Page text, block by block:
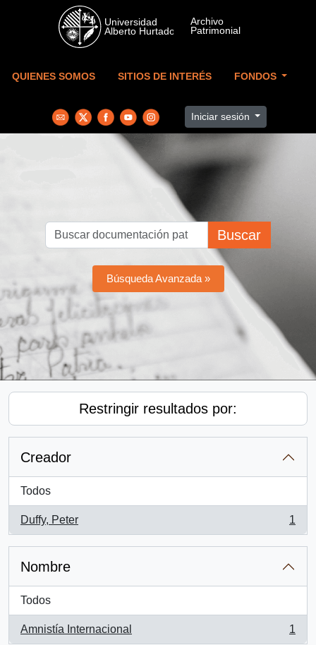
Skip to main content
QUIENES SOMOS SITIOS DE INTERÉS FONDOS
Iniciar sesión
Buscar
Búsqueda Avanzada »
Restringir resultados por:
Creador
Todos
Duffy, Peter
, 1 resultados
1
Nombre
Todos
Amnistía Internacional
, 1 resultados
1